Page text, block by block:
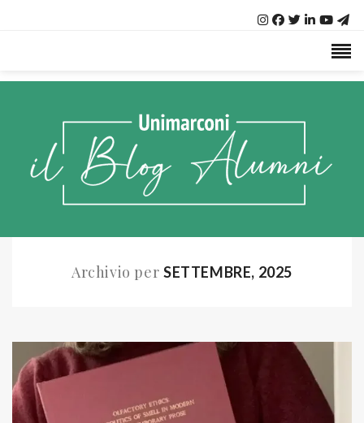
Archivio per SETTEMBRE, 2025